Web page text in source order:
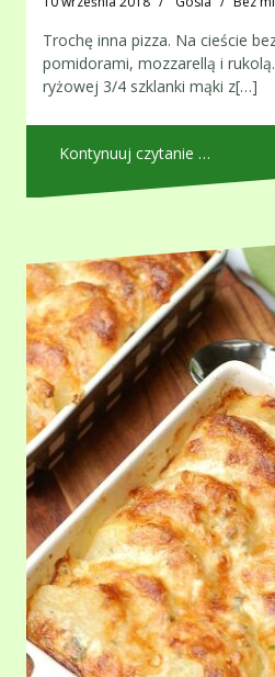
Trochę inna pizza. Na cieście
pomidorami, mozzarellą i rukolą.
ryżowej 3/4 szklanki mąki z[…]
Kontynuuj czytanie …